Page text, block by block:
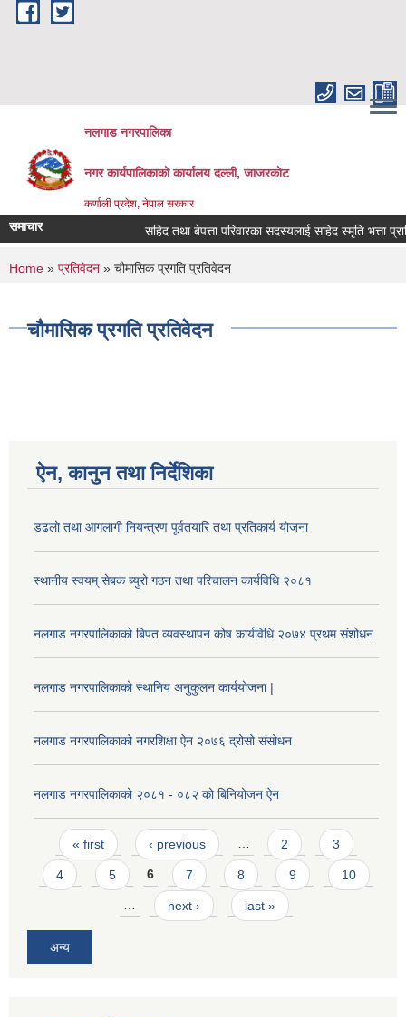
Skip to main content
नलगाड नगरपालिका
नगर कार्यपालिकाको कार्यालय दल्ली, जाजरकाेट
कर्णाली प्रदेश, नेपाल सरकार
समाचार सहिद तथा बेपत्ता परिवारका सदस्यलाई सहिद स्मृति भत्ता
You are here
Home » प्रतिवेदन » चौमासिक प्रगति प्रतिवेदन
चौमासिक प्रगति प्रतिवेदन
ऐन, कानुन तथा निर्देशिका
डढलो तथा आगलागी नियन्त्रण पूर्वतयारि तथा प्रतिकार्य योजना
स्थानीय स्वयम् सेबक ब्युरो गठन तथा परिचालन कार्यविधि २०८१
नलगाड नगरपालिकाको बिपत व्यवस्थापन कोष कार्यविधि २०७४ प्रथम संशोधन
नलगाड नगरपालिकाको स्थानिय अनुकुलन कार्ययोजना |
नलगाड नगरपालिकाको नगरशिक्षा ऐन २०७६ द्रोसो संसोधन
नलगाड नगरपालिकाको २०८१ - ०८२ को बिनियोजन ऐन
Pages
« first ‹ previous … 2 3
4 5 6 7 8 9 10
… next › last »
अन्य